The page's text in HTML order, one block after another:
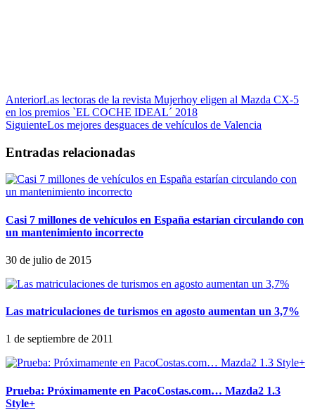
AnteriorLas lectoras de la revista Mujerhoy eligen al Mazda CX-5
en los premios `EL COCHE IDEAL´ 2018
SiguienteLos mejores desguaces de vehículos de Valencia
Entradas relacionadas
Casi 7 millones de vehículos en España estarían circulando con
un mantenimiento incorrecto
30 de julio de 2015
Las matriculaciones de turismos en agosto aumentan un 3,7%
1 de septiembre de 2011
Prueba: Próximamente en PacoCostas.com… Mazda2 1.3
Style+